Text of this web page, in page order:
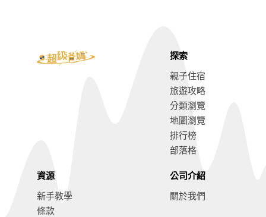
探索
親子住宿
旅遊攻略
分類瀏覽
地圖瀏覽
排行榜
部落格
資源
新手教學
條款
公司介紹
關於我們